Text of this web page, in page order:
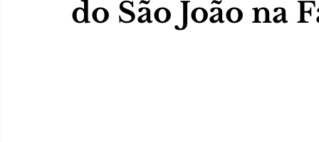
do São João na